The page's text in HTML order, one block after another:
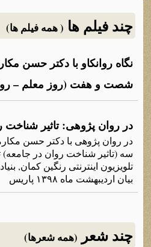
چند فیلم ها ( همه فیلم ها)
نگاه روانکاو با دکتر حسن
شصت و هفت (روز معلم –
در روان پژوهی: تاثیر شناخت
در روان پژوهی با دکتر حسن
سه (تاثیر شناخت روان در
تلویزیون اینترنتی رنگین کمان,
بیان اردیبهشت ماه ۱۳۹۸ پاریس
چند شعر (همه شعرها)